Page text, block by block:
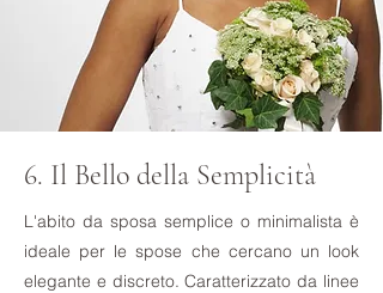
6. Il Bello della Semplicità
L'abito da sposa semplice o minimalista è
ideale per le spose che cercano un look
elegante e discreto. Caratterizzato da linee